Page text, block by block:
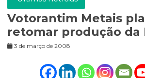
Votorantim Metais
retomar produção da
3 de março de 2008